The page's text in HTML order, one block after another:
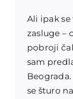
Ali ipak
zasluge –
pobroji
sam
se šturo